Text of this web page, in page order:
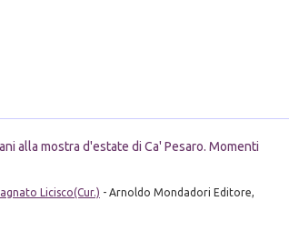
alla mostra d'estate di Ca' Pesaro. Momenti
Licisco(Cur.) - Arnoldo Mondadori Editore,